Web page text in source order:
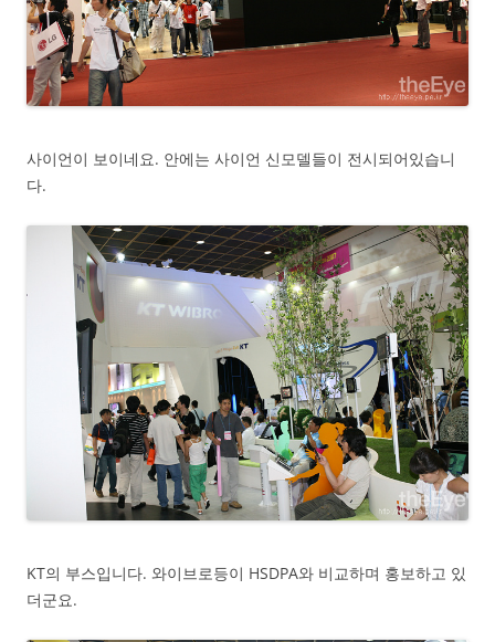
사이언이 보이네요. 안에는 사이언 신모델들이 전시되어있습니
다.
KT의 부스입니다. 와이브로등이 HSDPA와 비교하며 홍보하고 있
더군요.